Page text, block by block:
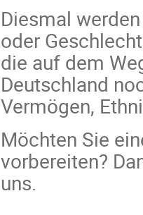
Diesmal
oder
die auf dem
Deutschland
Vermögen,
Möchten Sie
vorbereiten?
uns.